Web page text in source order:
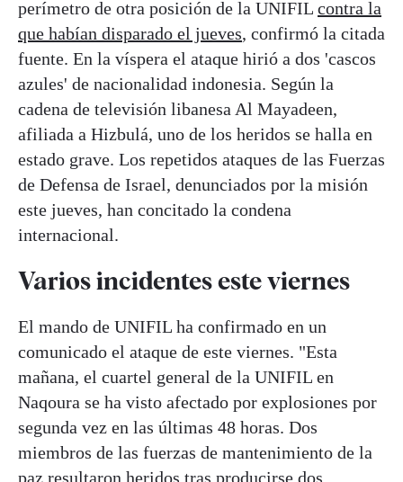
perímetro de otra posición de la UNIFIL contra la
que habían disparado el jueves, confirmó la citada
fuente. En la víspera el ataque hirió a dos 'cascos
azules' de nacionalidad indonesia. Según la
cadena de televisión libanesa Al Mayadeen,
afiliada a Hizbulá, uno de los heridos se halla en
estado grave. Los repetidos ataques de las Fuerzas
de Defensa de Israel, denunciados por la misión
este jueves, han concitado la condena
internacional.
Varios incidentes este viernes
El mando de UNIFIL ha confirmado en un
comunicado el ataque de este viernes. "Esta
mañana, el cuartel general de la UNIFIL en
Naqoura se ha visto afectado por explosiones por
segunda vez en las últimas 48 horas. Dos
miembros de las fuerzas de mantenimiento de la
paz resultaron heridos tras producirse dos